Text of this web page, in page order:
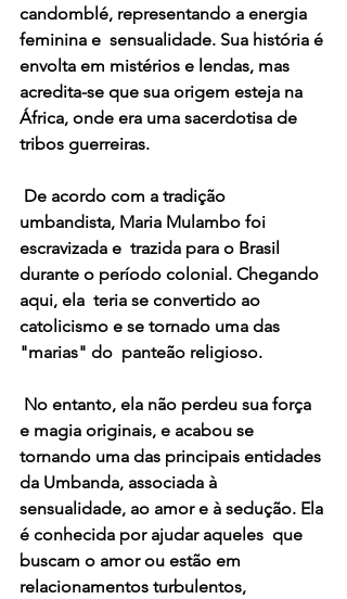
candomblé, representando a energia
feminina e  sensualidade. Sua história é
envolta em mistérios e lendas, mas
acredita-se que sua origem esteja na
África, onde era uma sacerdotisa de
tribos guerreiras.
umbandista, Maria Mulambo foi
escravizada e  trazida para o Brasil
durante o período colonial. Chegando
aqui, ela  teria se convertido ao
catolicismo e se tornado uma das
"marias" do  panteão religioso.
e magia originais, e acabou se
tornando uma das principais entidades
da Umbanda, associada à
sensualidade, ao amor e à sedução. Ela
é conhecida por ajudar aqueles  que
buscam o amor ou estão em
relacionamentos turbulentos,